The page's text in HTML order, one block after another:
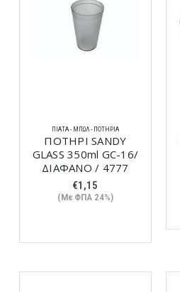
ΠΙΆΤΑ - ΜΠΩΛ - ΠΟΤΉΡΙΑ
ΠΟΤΗΡΙ SANDY
GLASS 350ml GC-16/
ΔΙΑΦΑΝΟ / 4777
€1,15
(Με ΦΠΑ 24%)